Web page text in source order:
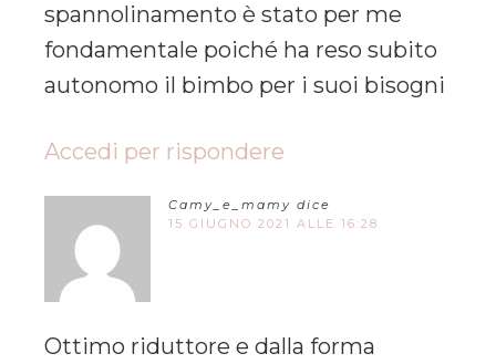
spannolinamento è stato per me
fondamentale poiché ha reso subito
autonomo il bimbo per i suoi bisogni
Accedi per rispondere
Camy_e_mamy dice
15 GIUGNO 2021 ALLE 16:28
Ottimo riduttore e dalla forma